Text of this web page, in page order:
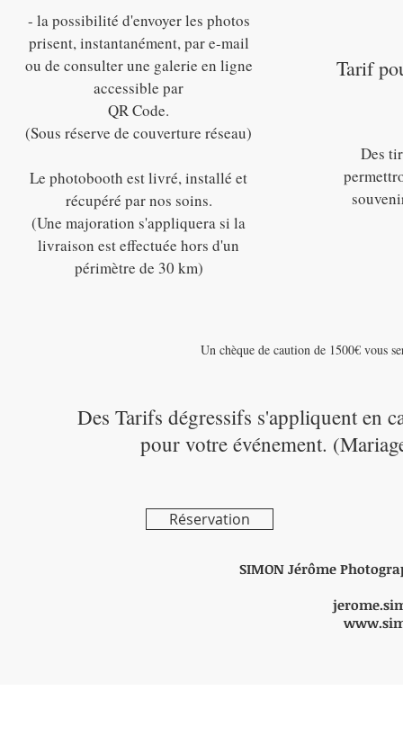
- la possibilité d'envoyer les photos
prisent, instantanément, par e-mail
ou de consulter une galerie en ligne
accessible par
QR Code.
(Sous réserve de couverture réseau)
Le photobooth est livré, installé et
récupéré par nos soins.
(Une majoration s'appliquera si la
livraison est effectuée hors d'un
périmètre de 30 km)
Tarif
Des
Un chèque de caution de 1500€ vous
Des Tarifs dégressifs s'appliquent en
pour votre événement.
Réservation
SIMON Jérôme